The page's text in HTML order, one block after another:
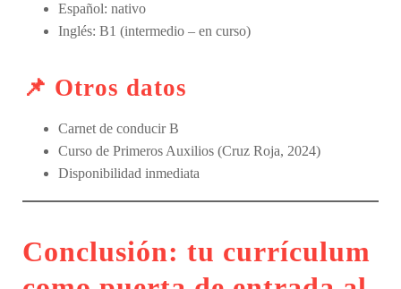
Español: nativo
Inglés: B1 (intermedio – en curso)
📌 Otros datos
Carnet de conducir B
Curso de Primeros Auxilios (Cruz Roja, 2024)
Disponibilidad inmediata
Conclusión: tu currículum